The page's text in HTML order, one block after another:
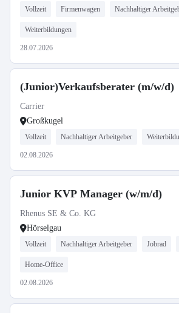
Vollzeit Firmenwagen Nachhaltiger
Weiterbildungen
28.07.2026
(Junior)Verkaufsberater (m/w/d)
Carrier
Großkugel
Vollzeit Nachhaltiger Arbeitgeber
02.08.2026
Junior KVP Manager (w/m/d)
Rhenus SE & Co. KG
Hörselgau
Vollzeit Nachhaltiger Arbeitgeber Jobrad
Home-Office
02.08.2026